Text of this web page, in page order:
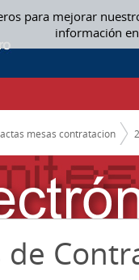
para mejorar
información
actas mesas contratacion
de